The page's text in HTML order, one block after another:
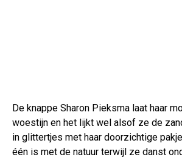
De knappe Sharon Pieksma laat haar
woestijn en het lijkt wel alsof ze de
in glittertjes met haar doorzichtige
één is met de natuur terwijl ze danst